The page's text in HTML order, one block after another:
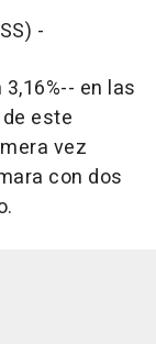
-
en las
este
vez
con dos